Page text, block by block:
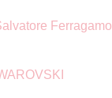
Ferragamo